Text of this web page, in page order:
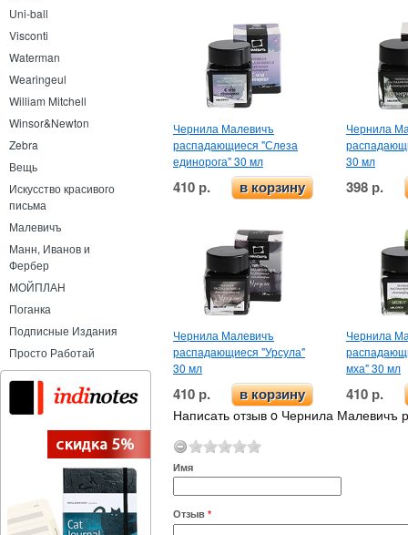
Uni-ball
Visconti
Waterman
Wearingeul
William Mitchell
Winsor&Newton
Zebra
Вещь
Искусство красивого
письма
Малевичъ
Манн, Иванов и
Фербер
МОЙПЛАН
Поганка
Подписные Издания
Просто Работай
Чернила Малевичъ
распадающиеся "Слеза
единорога" 30 мл
410 р. в корзину
Чернила
30 мл
398 р.
Чернила Малевичъ
распадающиеся "Урсула"
30 мл
410 р. в корзину
Чернила
мха" 30 мл
410 р.
Написать отзыв o Чернила
Имя
Отзыв *